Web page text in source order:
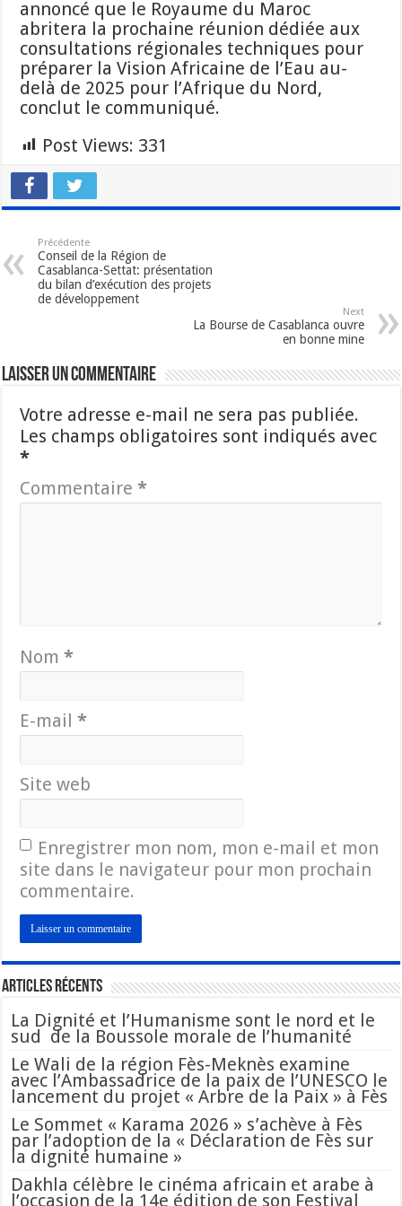
annoncé que le Royaume du Maroc
abritera la prochaine réunion dédiée aux
consultations régionales techniques pour
préparer la Vision Africaine de l’Eau au-
delà de 2025 pour l’Afrique du Nord,
conclut le communiqué.
Post Views: 331
Précédente
Conseil de la Région de
Casablanca-Settat: présentation
du bilan d’exécution des projets
de développement
Next
La Bourse de Casablanca ouvre
en bonne mine
Laisser un commentaire
Votre adresse e-mail ne sera pas publiée.
Les champs obligatoires sont indiqués avec
*
Commentaire*
Nom*
E-mail*
Site web
Enregistrer mon nom, mon e-mail et mon
site dans le navigateur pour mon prochain
commentaire.
Articles Récents
La Dignité et l’Humanisme sont le nord et le
sud de la Boussole morale de l’humanité
Le Wali de la région Fès-Meknès examine
avec l’Ambassadrice de la paix de l’UNESCO le
lancement du projet « Arbre de la Paix » à Fès
Le Sommet « Karama 2026 » s’achève à Fès
par l’adoption de la « Déclaration de Fès sur
la dignité humaine »
Dakhla célèbre le cinéma africain et arabe à
l’occasion de la 14e édition de son Festival